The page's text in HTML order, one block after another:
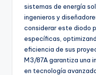
sistemas de energía
ingenieros y
considerar este diodo
específicas,
eficiencia de sus
M3/87A garantiza una
en tecnología